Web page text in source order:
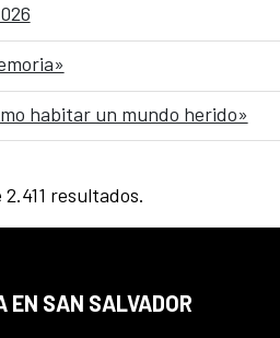
habitar un mundo herido»
resultados.
EN SAN SALVADOR